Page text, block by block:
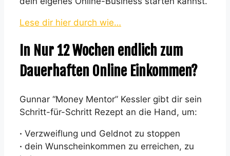
Lese dir hier durch wie…
In Nur 12 Wochen endlich zum
Dauerhaften Online Einkommen?
Gunnar “Money Mentor” Kessler gibt dir sein
Schritt-für-Schritt Rezept an die Hand, um:
· Verzweiflung und Geldnot zu stoppen
· dein Wunscheinkommen zu erreichen, zu